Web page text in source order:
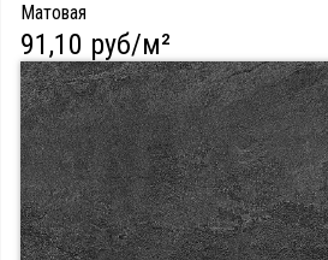
Матовая
91,10 руб/м²